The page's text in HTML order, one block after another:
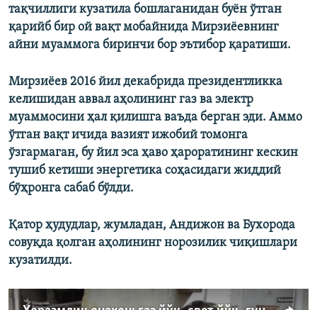
тақчиллиги кузатила бошлаганидан буён ўтган
қарийб бир ой вақт мобайнида Мирзиёевнинг
айни муаммога биринчи бор эътибор қаратиши.
Мирзиёев 2016 йил декабрида президентликка
келишидан аввал аҳолининг газ ва электр
муаммосини ҳал қилишга ваъда берган эди. Аммо
ўтган вақт ичида вазият ижобий томонга
ўзгармаган, бу йил эса ҳаво ҳароратининг кескин
тушиб кетиши энергетика соҳасидаги жиддий
бўҳронга сабаб бўлди.
Қатор ҳудудлар, жумладан, Андижон ва Бухорода
совуқда қолган аҳолининг норозилик чиқишлари
кузатилди.